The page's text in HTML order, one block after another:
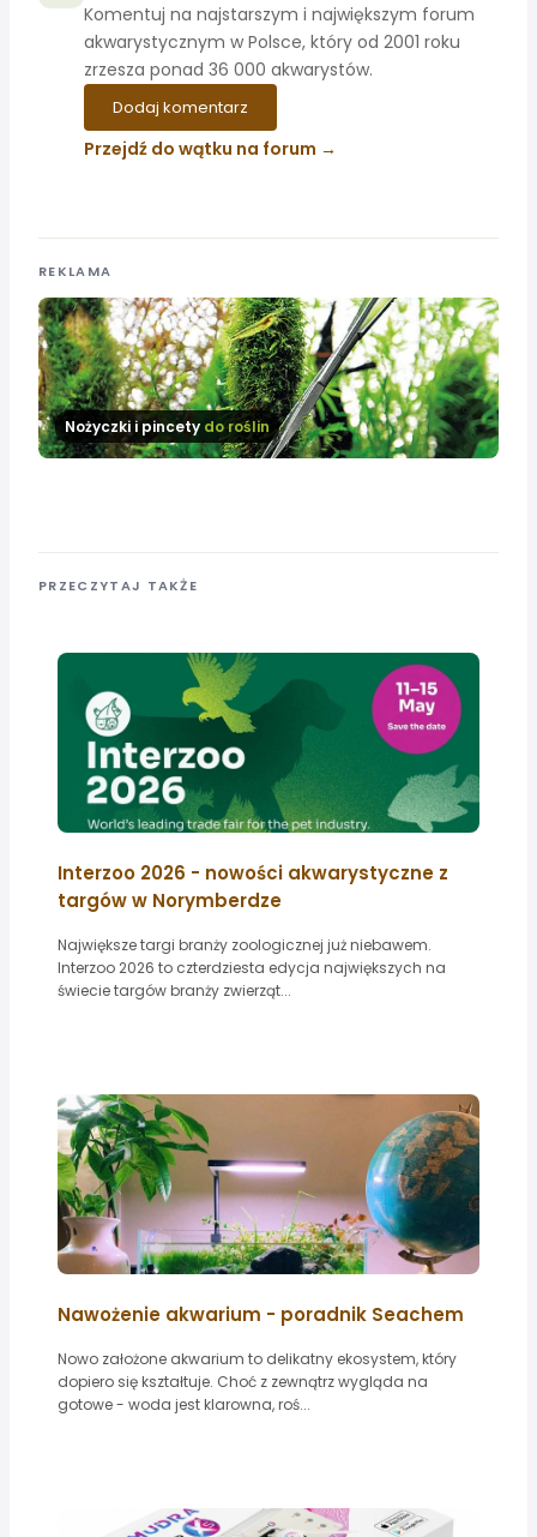
Komentuj na najstarszym i największym forum
akwarystycznym w Polsce, który od 2001 roku
zrzesza ponad 36 000 akwarystów.
Dodaj komentarz
Przejdź do wątku na forum
REKLAMA
Nożyczki i pincety do roślin
PRZECZYTAJ TAKŻE
Interzoo 2026 - nowości akwarystyczne z
targów w Norymberdze
Największe targi branży zoologicznej już niebawem.
Interzoo 2026 to czterdziesta edycja największych na
świecie targów branży zwierząt...
Nawożenie akwarium - poradnik Seachem
Nowo założone akwarium to delikatny ekosystem, który
dopiero się kształtuje. Choć z zewnątrz wygląda na
gotowe - woda jest klarowna, roś...